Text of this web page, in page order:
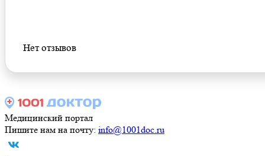
Нет отзывов
Медицинский портал
Пишите нам на почту: info@1001doc.ru